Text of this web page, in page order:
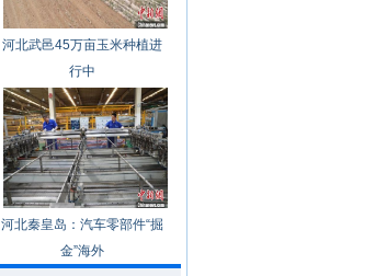
河北武邑45万亩玉米种植进
行中
河北秦皇岛：汽车零部件“掘
金”海外